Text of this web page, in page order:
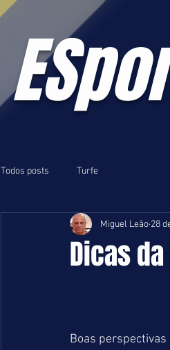
Todos posts Turfe
Dicas
Miguel Leão 28
Boas